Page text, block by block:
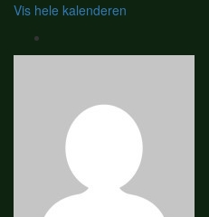
Vis hele kalenderen